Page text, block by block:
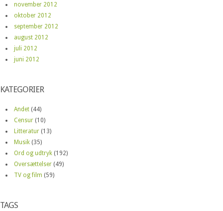
november 2012
oktober 2012
september 2012
august 2012
juli 2012
juni 2012
KATEGORIER
Andet (44)
Censur (10)
Litteratur (13)
Musik (35)
Ord og udtryk (192)
Oversættelser (49)
TV og film (59)
TAGS